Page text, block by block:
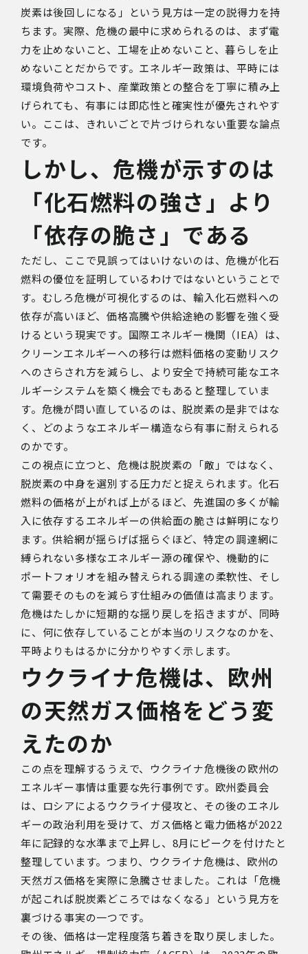
炭素は後回しになる」という見方は一定の説得力を持
ちます。実際、危機の最中に求められるのは、まず電
力を止めないこと、工場を止めないこと、暮らしを止
めないことだからです。エネルギー政策は、平時には
環境負荷やコスト、産業政策との整合を丁寧に積み上
げられても、有事には即応性と確実性が優先されやす
い。ここは、きれいごとで片づけられない重要な論点
です。
しかし、危機が示すのは
「化石燃料の強さ」より
「依存の脆さ」である
ただし、ここで見誤ってはいけないのは、危機が化石
燃料の優位を証明しているわけではないということで
す。むしろ危機が可視化するのは、輸入化石燃料への
依存が高いほど、価格高騰や供給途絶の影響を強く受
けるという現実です。国際エネルギー機関（IEA）は、
クリーンエネルギーへの移行は燃料価格の変動リスク
へのさらされ方を減らし、より安全で持続可能なエネ
ルギーシステムを築く機会でもあると整理していま
す。危機が問い直しているのは、脱炭素の是非ではな
く、どのようなエネルギー構造なら有事に耐えられる
のかです。
この視点に立つと、危機は脱炭素の「敵」ではなく、
脱炭素の中身を選別する圧力だと捉えられます。化石
燃料の価格が上がれば上がるほど、先進国の多くが輸
入に依存するエネルギーの供給面の脆さは鮮明になり
ます。供給網が揺らげば揺らぐほど、特定の調達網に
縛られない多様なエネルギー源の確保や、機動的に
ポートフォリオを組み替えられる調達の柔軟性、そし
て需要そのものを減らす仕組みの価値は高まります。
危機はたしかに短期的な揺り戻しを招きますが、同時
に、何に依存していることが本当のリスクなのかを、
平時よりもはるかに分かりやすく示します。
ウクライナ危機は、欧州
の天然ガス価格をどう変
えたのか
この点を理解するうえで、ウクライナ危機後の欧州の
エネルギー事情は重要な先行事例です。欧州委員会
は、ロシアによるウクライナ侵攻と、その後のエネル
ギーの政治利用を受けて、ガス価格と電力価格が2022
年に記録的な水準まで上昇し、 8月にピークを付けたと
整理しています。つまり、ウクライナ危機は、欧州の
天然ガス価格を実際に急騰させました。これは「危機
が起これば脱炭素どころではなくなる」という見方を
裏づける事実の一つです。
その後、価格は一定程度落ち着きを取り戻しました。